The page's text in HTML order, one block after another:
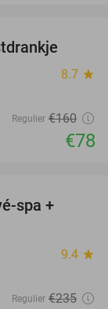
8.7 star
Regulier €160
€78
spa +
9.4 star
Regulier €235